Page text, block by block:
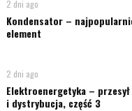
2 dni ago
Kondensator –
element
2 dni ago
Elektroenergetyka – przesył
i dystrybucja, część 3